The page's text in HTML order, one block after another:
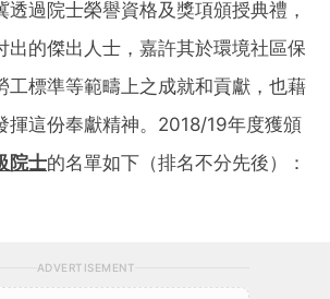
透過院士榮譽資格及獎項頒授典禮，
出的傑出人士，嘉許其於環境社區保
工標準等範疇上之成就和貢獻，也藉
揮這份奉獻精神。2018/19年度獲頒
院士的名單如下（排名不分先後）：
ADVERTISEMENT